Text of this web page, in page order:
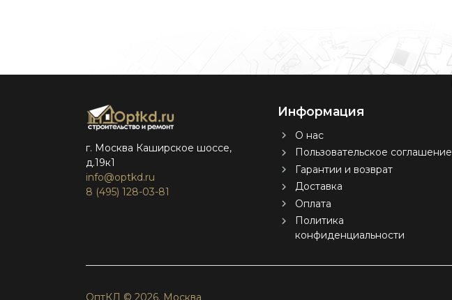
г. Москва Каширское шоссе,
д.19к1
info@optkd.ru
8 (495) 128-03-81
Информация
О нас
Пользовательское соглашение
Гарантии и возврат
Доставка
Оплата
Политика
конфиденциальности
ОптКД © 2026. Москва